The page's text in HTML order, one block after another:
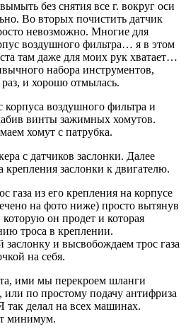
без снятия все г. вокруг оси
Во вторых почистить датчик
невозможно. Многие для
воздушного фильтра… я в этом
там даже для моих рук хватает…
набора инструментов,
раз, и хорошо отмылась.
воздушного фильтра и
винты зажимных хомутов.
хомут с патрубка.
с датчиков заслонки. Далее
крепления заслонки к двигателю.
газа из его крепления на корпусе
на фото ниже) просто вытянув
он продет и которая
троса в креплении.
заслонку и высвобождаем трос газа
на себя.
ими мы перекроем шланги
или по простому подачу антифриза
так делал на всех машинах.
минимум.